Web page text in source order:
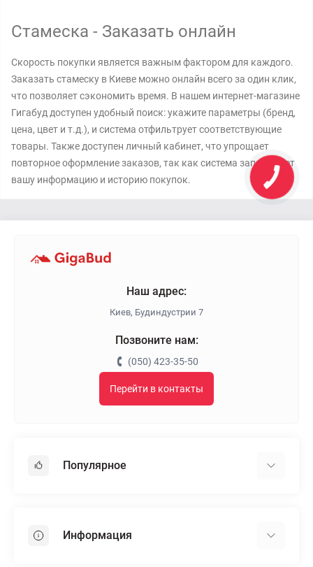
Стамеска - Заказать онлайн
Скорость покупки является важным фактором для каждого.
Заказать стамеску в Киеве можно онлайн всего за один клик,
что позволяет сэкономить время. В нашем интернет-магазине
Гигабуд доступен удобный поиск: укажите параметры (бренд,
цена, цвет и т.д.), и система отфильтрует соответствующие
товары. Также доступен личный кабинет, что упрощает
повторное оформление заказов, так как система запоминает
вашу информацию и историю покупок.
Наш адрес:
Киев, Будиндустрии 7
Позвоните нам:
(050) 423-35-50
Перейти в контакты
Популярное
Пенопласт
Информация